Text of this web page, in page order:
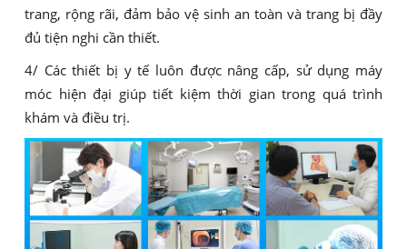
trang, rộng rãi, đảm bảo vệ sinh an toàn và trang bị đầy
đủ tiện nghi cần thiết.
4/ Các thiết bị y tế luôn được nâng cấp, sử dụng máy
móc hiện đại giúp tiết kiệm thời gian trong quá trình
khám và điều trị.